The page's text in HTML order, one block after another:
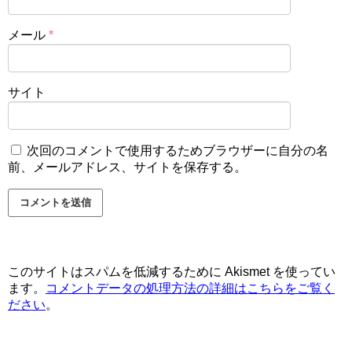
メール *
サイト
次回のコメントで使用するためブラウザーに自分の名
前、メールアドレス、サイトを保存する。
このサイトはスパムを低減するために Akismet を使ってい
ます。
コメントデータの処理方法の詳細はこちらをご覧く
ださい。